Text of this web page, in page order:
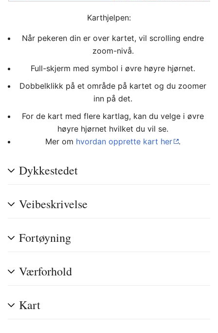
Karthjelpen:
Når pekeren din er over kartet, vil scrolling endre
zoom-nivå.
Full-skjerm med symbol i øvre høyre hjørnet.
Dobbelklikk på et område på kartet og du zoomer
inn på det.
For de kart med flere kartlag, kan du velge i øvre
høyre hjørnet hvilket du vil se.
Mer om hvordan opprette kart her .
Dykkestedet
Veibeskrivelse
Fortøyning
Værforhold
Kart